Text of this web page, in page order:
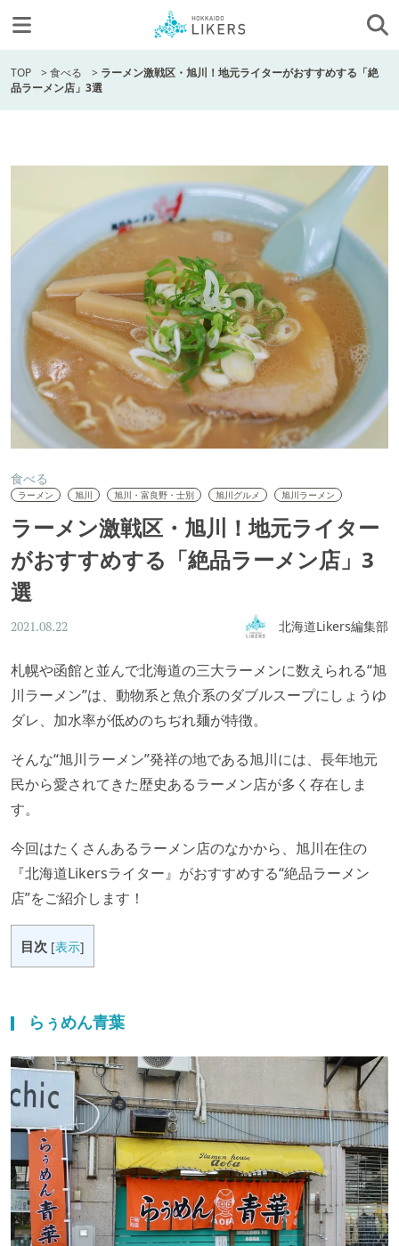
TOP >食べる > ラーメン激戦区・旭川！地元ライターがおすすめする「絶
品ラーメン店」3選
食べる
ラーメン 旭川 旭川・富良野・士別 旭川グルメ 旭川ラーメン
ラーメン激戦区・旭川！地元ライター
がおすすめする「絶品ラーメン店」3
選
2021.08.22 北海道Likers編集部
札幌や函館と並んで北海道の三大ラーメンに数えられる“旭
川ラーメン”は、動物系と魚介系のダブルスープにしょうゆ
ダレ、加水率が低めのちぢれ麺が特徴。
そんな“旭川ラーメン”発祥の地である旭川には、長年地元
民から愛されてきた歴史あるラーメン店が多く存在しま
す。
今回はたくさんあるラーメン店のなかから、旭川在住の
『北海道Likersライター』がおすすめする“絶品ラーメン
店”をご紹介します！
目次 [表示]
らぅめん青葉